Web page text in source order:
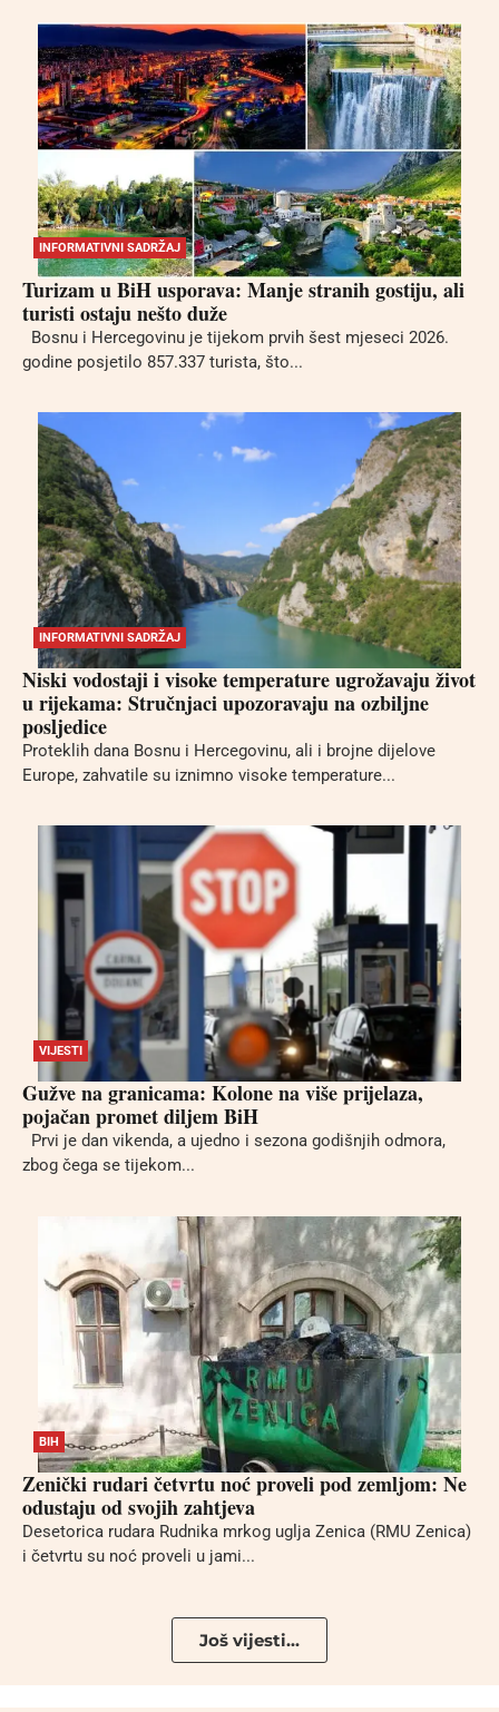
INFORMATIVNI SADRŽAJ
Turizam u BiH usporava: Manje stranih gostiju, ali
turisti ostaju nešto duže
Bosnu i Hercegovinu je tijekom prvih šest mjeseci 2026.
godine posjetilo 857.337 turista, što...
INFORMATIVNI SADRŽAJ
Niski vodostaji i visoke temperature ugrožavaju život
u rijekama: Stručnjaci upozoravaju na ozbiljne
posljedice
Proteklih dana Bosnu i Hercegovinu, ali i brojne dijelove
Europe, zahvatile su iznimno visoke temperature...
VIJESTI
Gužve na granicama: Kolone na više prijelaza,
pojačan promet diljem BiH
Prvi je dan vikenda, a ujedno i sezona godišnjih odmora,
zbog čega se tijekom...
BIH
Zenički rudari četvrtu noć proveli pod zemljom: Ne
odustaju od svojih zahtjeva
Desetorica rudara Rudnika mrkog uglja Zenica (RMU Zenica)
i četvrtu su noć proveli u jami...
Još vijesti...